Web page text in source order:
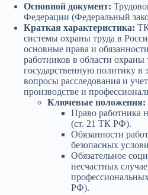
Основной документ:
Федерации (Федеральный
Краткая характеристика:
системы охраны труда в
основные права и
работников в области охраны
государственную политику в
вопросы расследования и
производстве и
Ключевые положения:
Право работника
(ст. 21 ТК РФ).
Обязанности
безопасных
Обязательное
несчастных
РФ).